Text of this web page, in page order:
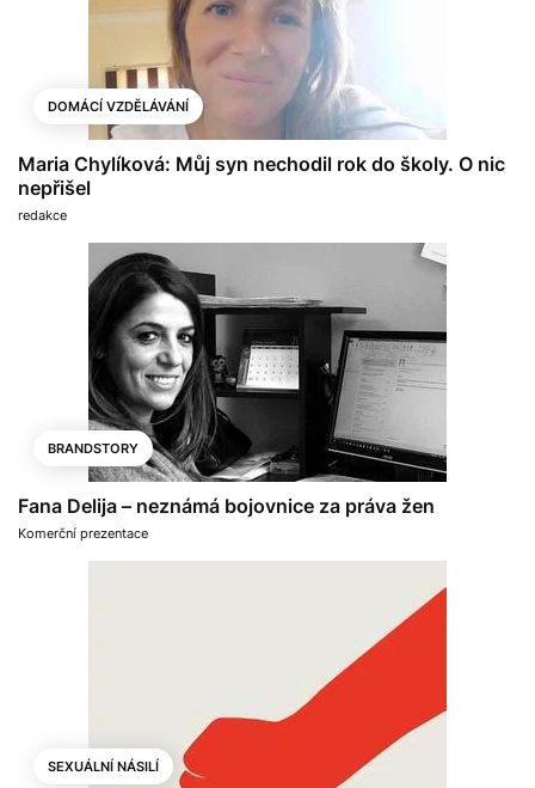
DOMÁCÍ VZDĚLÁVÁNÍ
Maria Chylíková: Můj syn nechodil rok do školy. O nic
nepřišel
redakce
BRANDSTORY
Fana Delija – neznámá bojovnice za práva žen
Komerční prezentace
SEXUÁLNÍ NÁSILÍ